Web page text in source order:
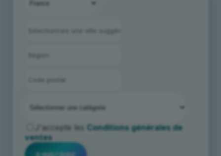
J'accepte les Conditions générales de
ventes